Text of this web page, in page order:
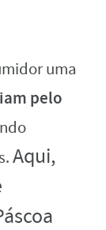
uma
pelo
Aqui,